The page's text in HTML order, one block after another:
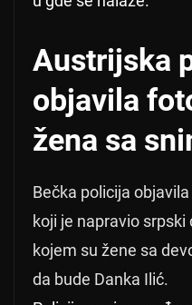
Austrijska
objavila
žena sa
Bečka policija
koji je napravio srpski
kojem su žene sa
da bude Danka Ilić.